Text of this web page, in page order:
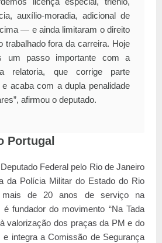
auxílio-moradia, adicional de
— e ainda limitaram o direito
trabalhado fora da carreira. Hoje
um passo importante com a
relatoria, que corrige parte
acaba com a dupla penalidade
afirmou o deputado.
Portugal
Federal pelo Rio de Janeiro
da Polícia Militar do Estado do Rio
mais de 20 anos de serviço na
é fundador do movimento “Na Tada
valorização dos praças da PM e do
integra a Comissão de Segurança